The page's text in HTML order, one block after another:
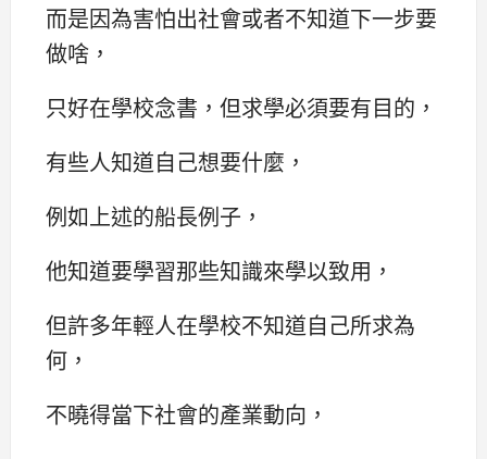
而是因為害怕出社會或者不知道下一步要
做啥，
只好在學校念書，但求學必須要有目的，
有些人知道自己想要什麼，
例如上述的船長例子，
他知道要學習那些知識來學以致用，
但許多年輕人在學校不知道自己所求為
何，
不曉得當下社會的產業動向，